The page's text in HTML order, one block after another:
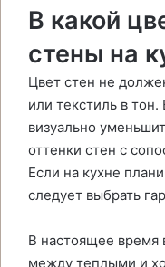
В какой
стены на
Цвет стен не
или текстиль в
визуально
оттенки стен с
Если на кухне
следует выбрать
В настоящее время
между теплыми и